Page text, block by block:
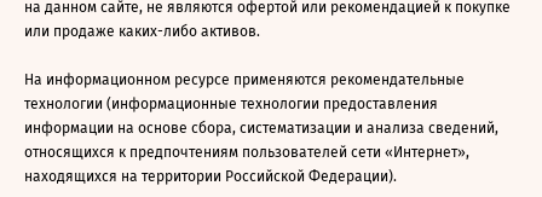
на данном сайте, не являются офертой или рекомендацией к покупке
или продаже каких-либо активов.
На информационном ресурсе применяются рекомендательные
технологии (информационные технологии предоставления
информации на основе сбора, систематизации и анализа сведений,
относящихся к предпочтениям пользователей сети «Интернет»,
находящихся на территории Российской Федерации).